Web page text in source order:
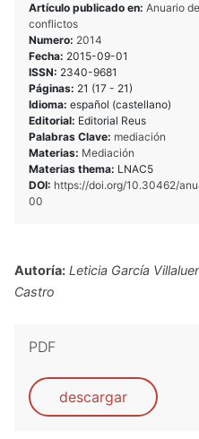
Artículo publicado en: Anuario
conflictos
Numero: 2014
Fecha: 2015-09-01
ISSN: 2340-9681
Páginas: 21 (17 - 21)
Idioma: español (castellano)
Editorial: Editorial Reus
Palabras Clave: mediación
Materias: Mediación
Materias thema: LNAC5
DOI: https://doi.org/10.30462/
00
Autoría: Leticia García
Castro
PDF
descargar